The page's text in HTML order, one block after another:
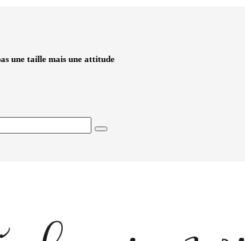
une taille mais une attitude